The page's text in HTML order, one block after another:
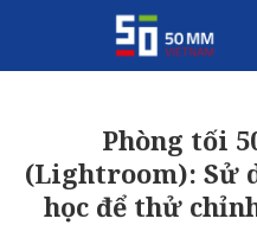
Phòng tối
(Lightroom): Sử
học để thử